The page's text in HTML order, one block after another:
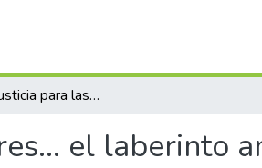
Acceso a la justicia para las mujeres… el laberinto androcéntrico del derecho
el laberinto